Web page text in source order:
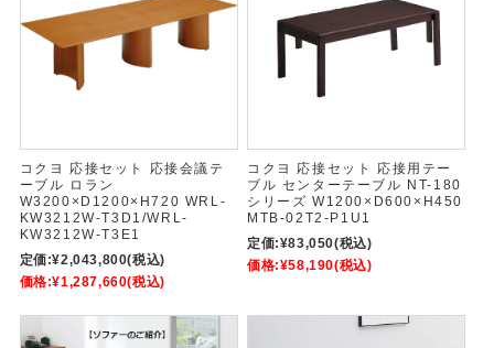
コクヨ 応接セット 応接会議テ
ーブル ロラン
W3200×D1200×H720 WRL-
KW3212W-T3D1/WRL-
KW3212W-T3E1
定価:¥2,043,800(税込)
価格:¥1,287,660(税込)
コクヨ 応接セット 応接用テー
ブル センターテーブル NT-180
シリーズ W1200×D600×H450
MTB-02T2-P1U1
定価:¥83,050(税込)
価格:¥58,190(税込)